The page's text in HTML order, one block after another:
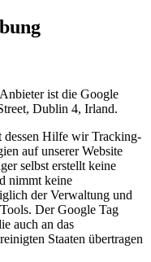
ist die Google
Dublin 4, Irland.
dessen Hilfe wir Tracking-
auf unserer Website
selbst erstellt keine
nimmt keine
der Verwaltung und
Der Google Tag
auch an das
Staaten übertragen